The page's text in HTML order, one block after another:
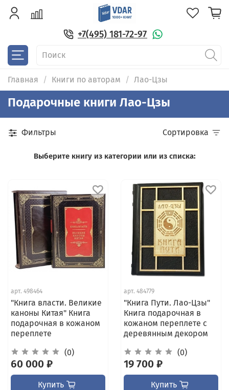
+7(495) 181-72-97
Главная Книги по авторам Лао-Цзы
Подарочные книги Лао-Цзы
Фильтры Сортировка
Выберите книгу из категории или из списка:
арт. 498464
"Книга власти. Великие
каноны Китая" Книга
подарочная в кожаном
переплете
(0)
60 000 ₽
Купить
арт. 484779
"Книга Пути. Лао-Цзы"
Книга подарочная в
кожаном переплете с
деревянным декором
(0)
19 700 ₽
Купить